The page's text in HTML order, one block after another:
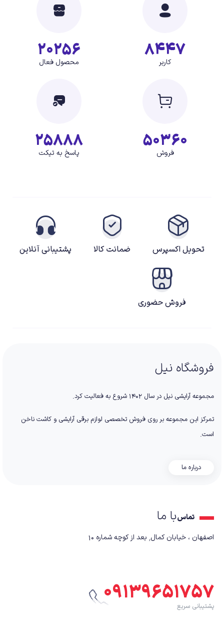
8447
کاربر
20256
محصول فعال
50360
فروش
25888
پاسخ به تیکت
تحویل اکسپرس ضمانت کالا پشتیبانی آنلاین
فروش حضوری
فروشگاه نیل
مجموعه آرایشی نیل در سال ۱۴۰۲ شروع به فعالیت کرد.
تمرکز این مجموعه بر روی فروش تخصصی لوازم برقی آرایشی و کاشت ناخن
است.
درباره ما
تماسبا ما
اصفهان ، خیابان کمال٬ بعد از کوچه شماره ۱۰
۰۹۱۳۹۶۵۱۷۵۷
پشتیبانی سریع